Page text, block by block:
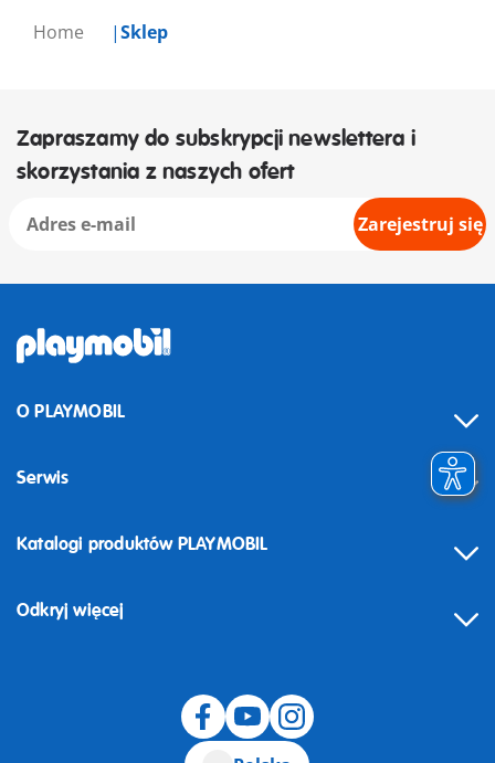
Home Sklep
Zapraszamy do subskrypcji newslettera i
skorzystania z naszych ofert
Zarejestruj się
O PLAYMOBIL
Serwis
Odstąpienie od umowy
Katalogi produktów PLAYMOBIL
Odkryj więcej